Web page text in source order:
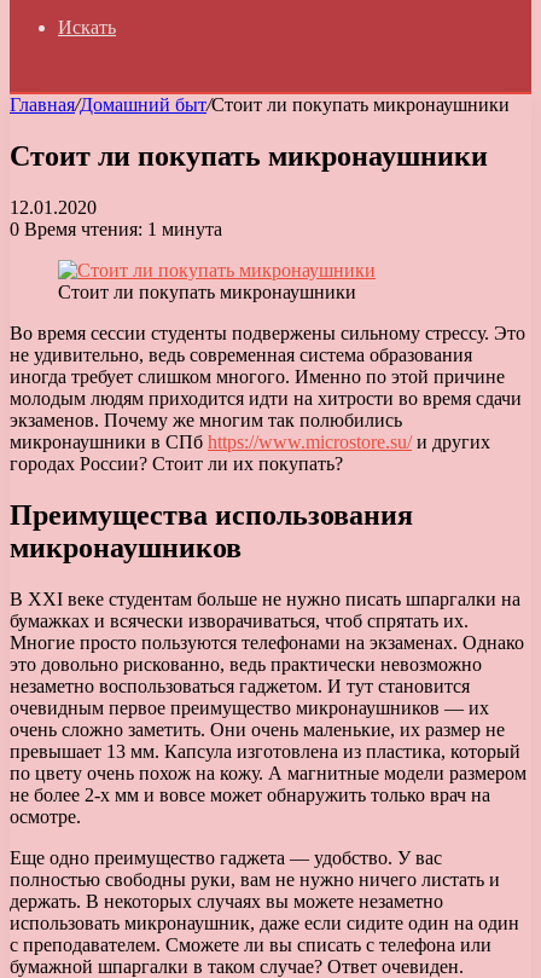
Искать
Главная/Домашний быт/Стоит ли покупать микронаушники
Стоит ли покупать микронаушники
12.01.2020
0 Время чтения: 1 минута
Стоит ли покупать микронаушники
Во время сессии студенты подвержены сильному стрессу. Это
не удивительно, ведь современная система образования
иногда требует слишком многого. Именно по этой причине
молодым людям приходится идти на хитрости во время сдачи
экзаменов. Почему же многим так полюбились
микронаушники в СПб https://www.microstore.su/и других
городах России? Стоит ли их покупать?
Преимущества использования
микронаушников
В XXI веке студентам больше не нужно писать шпаргалки на
бумажках и всячески изворачиваться, чтоб спрятать их.
Многие просто пользуются телефонами на экзаменах. Однако
это довольно рискованно, ведь практически невозможно
незаметно воспользоваться гаджетом. И тут становится
очевидным первое преимущество микронаушников — их
очень сложно заметить. Они очень маленькие, их размер не
превышает 13 мм. Капсула изготовлена из пластика, который
по цвету очень похож на кожу. А магнитные модели размером
не более 2-х мм и вовсе может обнаружить только врач на
осмотре.
Еще одно преимущество гаджета — удобство. У вас
полностью свободны руки, вам не нужно ничего листать и
держать. В некоторых случаях вы можете незаметно
использовать микронаушник, даже если сидите один на один
с преподавателем. Сможете ли вы списать с телефона или
бумажной шпаргалки в таком случае? Ответ очевиден.